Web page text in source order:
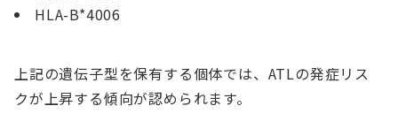
HLA-B*4006
上記の遺伝子型を保有する個体では、ATLの発症リス
クが上昇する傾向が認められます。